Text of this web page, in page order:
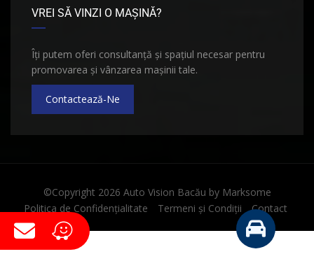
VREI SĂ VINZI O MAȘINĂ?
Îți putem oferi consultanță și spațiul necesar pentru
promovarea și vânzarea mașinii tale.
Contactează-Ne
©Copyright 2026 Auto Vision Bacău by Marksome
Politica de Confidențialitate
Termeni și Condiții Contact